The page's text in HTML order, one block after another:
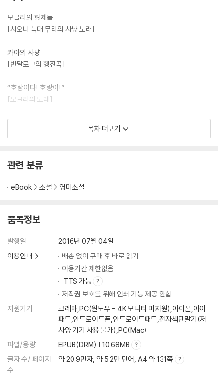
모글리의 형제들
[시오니 늑대 무리의 사냥 노래]
카아의 사냥
[반달로그의 행진곡]
“호랑이다! 호랑이!”
[모글리의 노래]
하얀 물개
[달지의 노래]
코끼리들의 투마이
[동물 부대의 행진곡]
목차 더보기
관련 분류
eBook 소설 영미소설
품목정보
발행일
2016년 07월 04일
이용안내
배송 없이 구매 후 바로 읽기
이용기간 제한없음
TTS 가능
저작권 보호를 위해 인쇄 기능 제공 안함
지원기기
크레마,PC(윈도우 - 4K 모니터 미지원),아이폰,아이
패드,안드로이드폰,안드로이드패드,전자책단말기(저
사양 기기 사용 불가),PC(Mac)
파일/용량
EPUB(DRM) | 10.68MB
글자 수/ 페이지
수
약 20.9만자, 약 5.2만 단어, A4 약 131쪽